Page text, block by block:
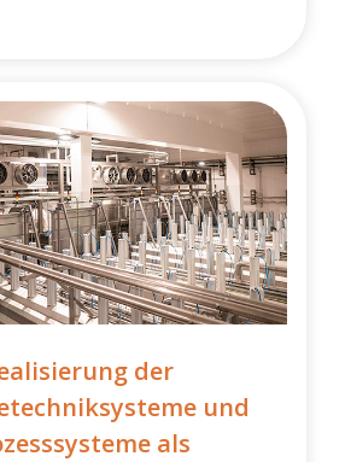
der
und
als